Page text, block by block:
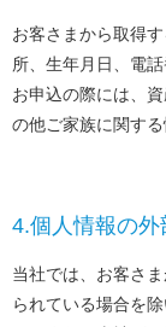
お客さまから取得
所、生年月日、電
お申込の際には、
の他ご家族に関す
4.個人情報の
当社では、お客さ
られている場合を